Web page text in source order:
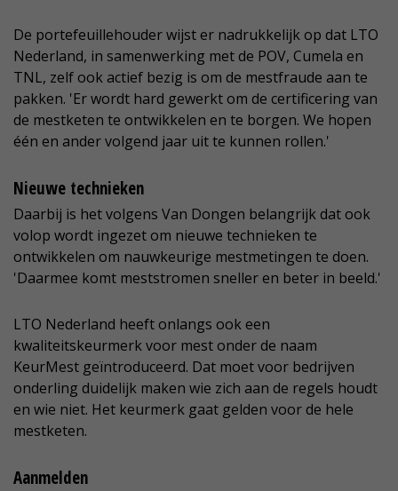
De portefeuillehouder wijst er nadrukkelijk op dat LTO
Nederland, in samenwerking met de POV, Cumela en
TNL, zelf ook actief bezig is om de mestfraude aan te
pakken. 'Er wordt hard gewerkt om de certificering van
de mestketen te ontwikkelen en te borgen. We hopen
één en ander volgend jaar uit te kunnen rollen.'
Nieuwe technieken
Daarbij is het volgens Van Dongen belangrijk dat ook
volop wordt ingezet om nieuwe technieken te
ontwikkelen om nauwkeurige mestmetingen te doen.
'Daarmee komt meststromen sneller en beter in beeld.'
LTO Nederland heeft onlangs ook een
kwaliteitskeurmerk voor mest onder de naam
KeurMest geïntroduceerd. Dat moet voor bedrijven
onderling duidelijk maken wie zich aan de regels houdt
en wie niet. Het keurmerk gaat gelden voor de hele
mestketen.
Aanmelden